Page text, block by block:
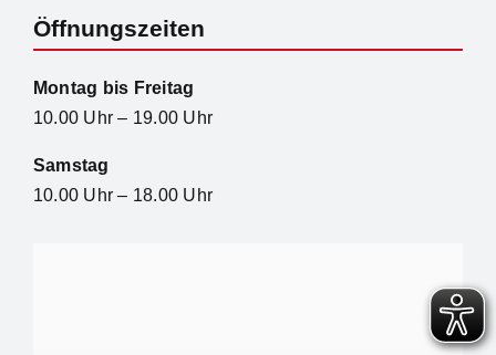
Öffnungszeiten
Montag bis Freitag
10.00 Uhr – 19.00 Uhr
Samstag
10.00 Uhr – 18.00 Uhr